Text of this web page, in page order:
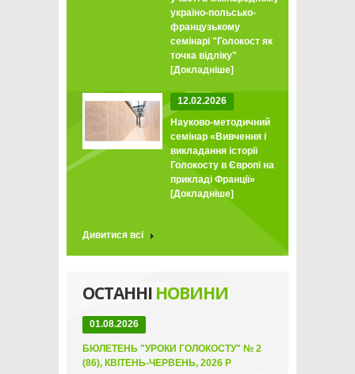
україно-польсько-
французькому
семінарі "Голокост як
точка відліку"
[Докладніше]
12.02.2026
Науково-методичний
семінар «Вивчення і
викладання історії
Голокосту в Європі на
прикладі Франції»
[Докладніше]
Дивитися всі
ОСТАННІ НОВИНИ
01.08.2026
БЮЛЕТЕНЬ "УРОКИ ГОЛОКОСТУ" № 2
(86), КВІТЕНЬ-ЧЕРВЕНЬ, 2026 Р